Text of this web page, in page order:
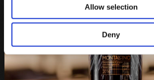
Allow selection
Deny